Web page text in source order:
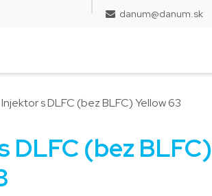
danum@danum.sk
Injektor s DLFC (bez BLFC) Yellow 63
DLFC (bez BLFC)